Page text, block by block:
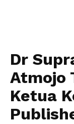
Dr
Atmojo
Ketua